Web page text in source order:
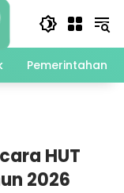
Pemerintahan
HUT
2026